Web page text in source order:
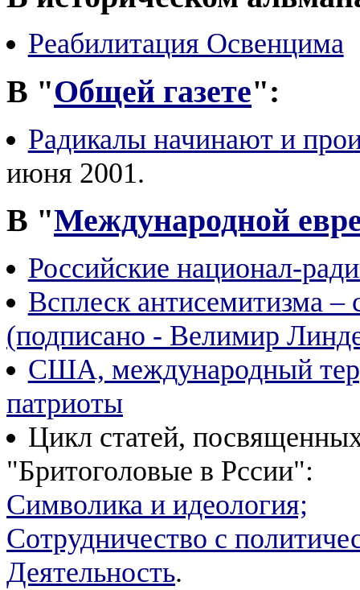
Реабилитация Освенцима
В "Общей газете":
Радикалы начинают и
июня 2001.
В "Международной
Российские национал-
Всплеск антисемитизма –
(подписано - Велимир
США, международный
патриоты
Цикл статей,
"Бритоголовые в Рссии":
Символика и идеология;
Cотрудничество с
Деятельность.